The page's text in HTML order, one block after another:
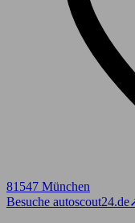
81547 München
Besuche autoscout24.de